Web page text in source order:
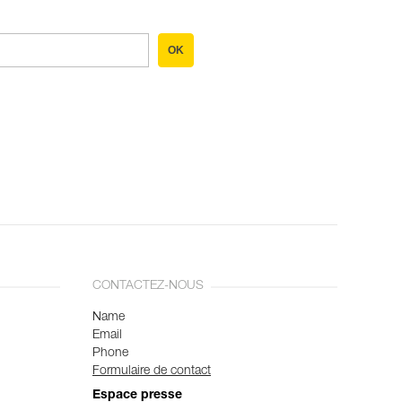
OK
CONTACTEZ-NOUS
Name
Email
Phone
Formulaire de contact
Espace presse